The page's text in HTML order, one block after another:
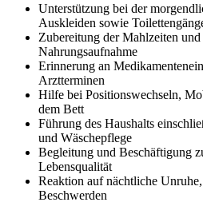
Unterstützung bei der
Auskleiden sowie
Zubereitung der Mahlzeiten
Nahrungsaufnahme
Erinnerung an
Arztterminen
Hilfe bei Positionswechseln,
dem Bett
Führung des Haushalts
und Wäschepflege
Begleitung und Beschäftigung
Lebensqualität
Reaktion auf nächtliche
Beschwerden